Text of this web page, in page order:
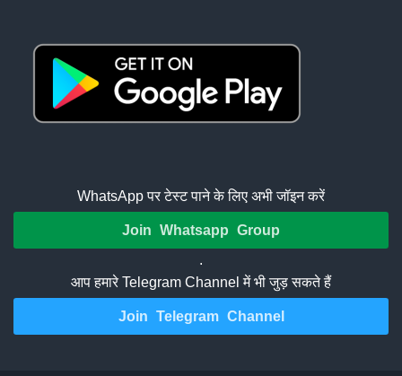
WhatsApp पर टेस्ट पाने के लिए अभी जॉइन करें
Join Whatsapp Group
.
आप हमारे Telegram Channel में भी जुड़ सकते हैं
Join Telegram Channel